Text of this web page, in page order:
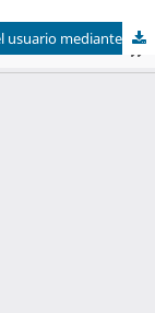
Análisis del posicionamiento y experiencia del usuario mediante estrategias de rebranding en la Cooperativa de Transporte Patria de Riobamba – Ecuador